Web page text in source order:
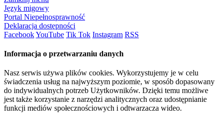
Język migowy
Portal Niepełnosprawność
Deklaracja dostępności
FacebookYouTube Tik Tok Instagram RSS
Informacja o przetwarzaniu danych
Nasz serwis używa plików cookies. Wykorzystujemy je w celu
świadczenia usług na najwyższym poziomie, w sposób dopasowany
do indywidualnych potrzeb Użytkowników. Dzięki temu możliwe
jest także korzystanie z narzędzi analitycznych oraz udostępnianie
funkcji mediów społecznościowych i odtwarzacza wideo.